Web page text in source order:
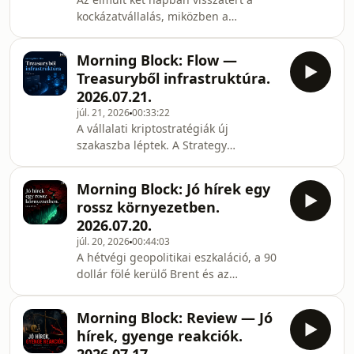
nyertesei.#MorningBlock #Decode
#Gr1ngo #AI #GenesisMission #NVDA
#MSFT #GOOGL #AMZN #ORCL #IBM
#MP #TMO #AMAT #SNPS
kockázatvállalás, miközben a
kötvényhozamok továbbra is
sérülékennyé teszik a piacot.
Megnézzük a félvezetők erős
visszapattanását, a Bitcoin ETF-ekbe
érkező friss tőkét, az Ethereum és a
Sui fontosabb fejleményeit, valamint a
DeFi új termékeit és biztonsági
kockázatait. Szó lesz a Movement Labs
csődvédelm
Morning Block: Flow —
Treasuryből infrastruktúra.
2026.07.21.
júl. 21, 202600:33:22
A vállalati kriptostratégiák új
szakaszba léptek. A Strategy
miközben a stablecoin-
infrastruktúrába és a tokenizált
értékpapírpiacba friss tőke érkezik.A
mai Flow epizódban azt nézzük meg,
hogyan jutottunk el az egyszerű
kriptovásárlástól a teljes pénzügyi
infrastruktúráig.#MorningBlock #Flow
#Bitcoin #Ethereum #Stablecoin
#Tokeniz
Morning Block: Jó hírek egy
rossz környezetben.
2026.07.20.
júl. 20, 202600:44:03
A hétvégi geopolitikai eszkaláció, a 90
dollár fölé kerülő Brent és az
teremtettek. Közben a Bitcoin- és
Ethereum-ETF-eknél javult az áramlás,
Morning Block: Review — Jó
hírek, gyenge reakciók.